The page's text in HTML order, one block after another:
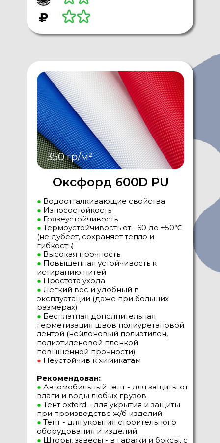
Оксфорд 600D PU
● Водоотталкивающие свойства
● Износостойкость
● Грязеустойчивость
● Термоустойчивость от –60 до +50℃
(не дубеет, сохраняет тепло и
гибкость)
● Высокая прочность
● Повышенная устойчивость к
истиранию нитей
● Простота ухода
● Легкий вес и удобный в
эксплуатации (даже при больших
размерах)
● Бесплатная дополнительная
герметизация швов полиуретановой
лентой (нейлоновый полиэтилен,
полиэтиленовой пленкой
повышенной прочности)
● Неустойчив к химикатам
Рекомендован:
● Автомобильный тент - для защиты от
влаги и воды любых грузов
● Тент oxford - для укрытия и защиты
при производстве ж/б изделий
● Тент - для укрытия строительного
оборудования и изделий
● Шторы, завесы - в гаражи и боксы, с
350 гр/м²